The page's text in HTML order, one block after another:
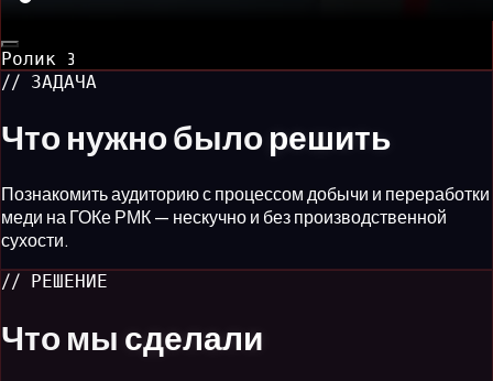
Ролик
3
// ЗАДАЧА
Что нужно былорешить
Познакомить аудиторию с процессом добычи и переработки
меди на ГОКе РМК — нескучно и без производственной
сухости.
// РЕШЕНИЕ
Что мы сделали